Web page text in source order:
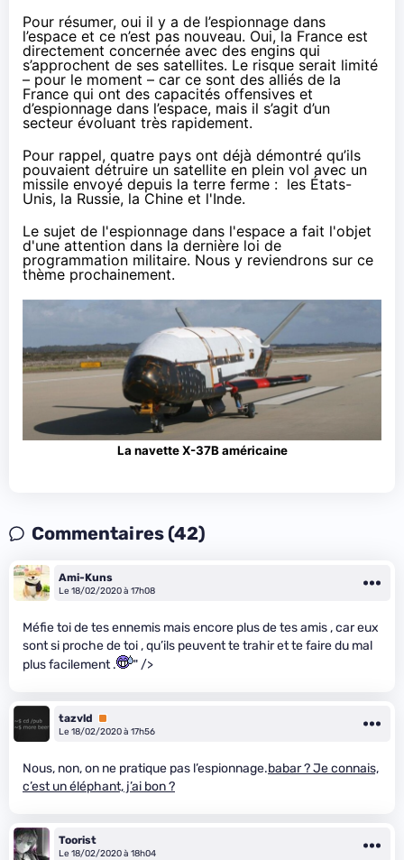
Pour résumer, oui il y a de l’espionnage dans
l’espace et ce n’est pas nouveau. Oui, la France est
directement concernée avec des engins qui
s’approchent de ses satellites. Le risque serait limité
– pour le moment – car ce sont des alliés de la
France qui ont des capacités offensives et
d’espionnage dans l’espace, mais il s’agit d’un
secteur évoluant très rapidement.
Pour rappel, quatre pays ont déjà démontré qu’ils
pouvaient détruire un satellite en plein vol avec un
missile envoyé depuis la terre ferme : les États-
Unis, la Russie, la Chine et l'Inde.
Le sujet de l'espionnage dans l'espace a fait l'objet
d'une attention dans la dernière loi de
programmation militaire. Nous y reviendrons sur ce
thème prochainement.
La navette X-37B américaine
Commentaires (42)
Ami-Kuns
Le 18/02/2020 à 17h08
Méfie toi de tes ennemis mais encore plus de tes amis , car eux
sont si proche de toi , qu’ils peuvent te trahir et te faire du mal
plus facilement .
" />
tazvld
Premium
Le 18/02/2020 à 17h56
Nous, non, on ne pratique pas l’espionnage.babar ? Je connais,
c’est un éléphant, j’ai bon ?
Toorist
Le 18/02/2020 à 18h04